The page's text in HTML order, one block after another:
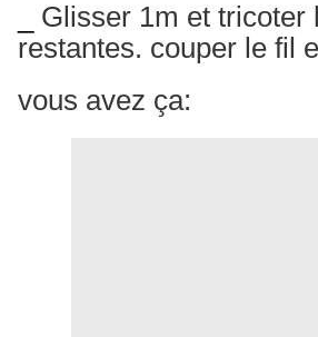
Glisser 1m et tricoter
restantes. couper le fil
vous avez ça: